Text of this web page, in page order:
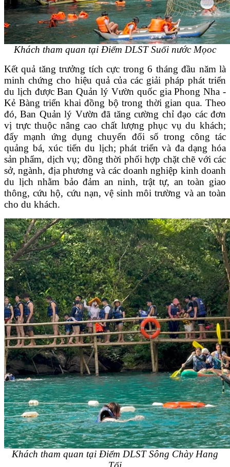
Khách tham quan tại Điểm DLST Suối nước Mọoc
Kết quả tăng trưởng tích cực trong 6 tháng đầu năm là
minh chứng cho hiệu quả của các giải pháp phát triển
du lịch được Ban Quản lý Vườn quốc gia Phong Nha -
Kẻ Bàng triển khai đồng bộ trong thời gian qua. Theo
đó, Ban Quản lý Vườn đã tăng cường chỉ đạo các đơn
vị trực thuộc nâng cao chất lượng phục vụ du khách;
đẩy mạnh ứng dụng chuyển đổi số trong công tác
quảng bá, xúc tiến du lịch; phát triển và đa dạng hóa
sản phẩm, dịch vụ; đồng thời phối hợp chặt chẽ với các
sở, ngành, địa phương và các doanh nghiệp kinh doanh
du lịch nhằm bảo đảm an ninh, trật tự, an toàn giao
thông, cứu hộ, cứu nạn, vệ sinh môi trường và an toàn
cho du khách.
Khách tham quan tại Điểm DLST Sông Chày Hang